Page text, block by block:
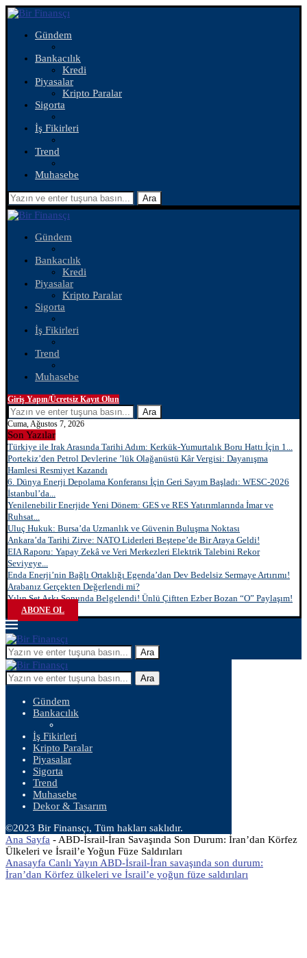
Gündem
Bankacılık
Kredi
Piyasalar
Kripto Paralar
Sigorta
İş Fikirleri
Trend
Muhasebe
Ara
Gündem
Bankacılık
Kredi
Piyasalar
Kripto Paralar
Sigorta
İş Fikirleri
Trend
Muhasebe
Giriş Yapın/Ücretsiz Kayıt Olun
Ara
Cuma, Ağustos 7, 2026
Son Yazılar
Türkiye ile Irak Arasında Tarihi Adım: Kerkük-Yumurtalık Boru Hattı İçin 1...
Portekiz’den Petrol Devlerine ’lük Olağanüstü Kâr Vergisi: Dayanışma
Hamlesi Resmiyet Kazandı
6. Dünya Enerji Depolama Konferansı İçin Geri Sayım Başladı: WESC-2026
İstanbul’da...
Yenilenebilir Enerjide Yeni Dönem: GES ve RES Yatırımlarında İmar ve
Ruhsat...
Uluç Hukuk: Bursa’da Uzmanlık ve Güvenin Buluşma Noktası
Ankara’da Tarihi Zirve: NATO Liderleri Beştepe’de Bir Araya Geldi!
EIA Raporu: Yapay Zekâ ve Veri Merkezleri Elektrik Talebini Rekor
Seviyeye...
Enda Enerji’nin Bağlı Ortaklığı Egenda’dan Dev Bedelsiz Sermaye Artırımı!
Arabanız Gerçekten Değerlendi mi?
Yılın Set Aşkı Sonunda Belgelendi! Ünlü Çiftten Ezber Bozan “O” Paylaşım!
ABONE OL
Ara
Ara
Gündem
Bankacılık
İş Fikirleri
Kripto Paralar
Piyasalar
Sigorta
Trend
Muhasebe
Dekor & Tasarım
©2023 Bir Finansçı, Tüm hakları saklıdır.
Ana Sayfa - ABD-İsrail-İran Savaşında Son Durum: İran’dan Körfez
Ülkeleri ve İsrail’e Yoğun Füze Saldırıları
Anasayfa Canlı Yayın ABD-İsrail-İran savaşında son durum:
İran’dan Körfez ülkeleri ve İsrail’e yoğun füze saldırıları